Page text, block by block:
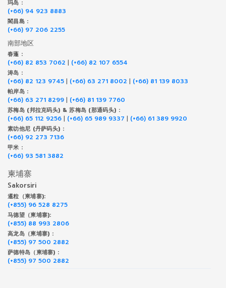
玛岛 :
(+66) 94 923 8883
閣昌島 :
(+66) 97 206 2255
南部地区
春蓬 :
(+66) 82 853 7062 | (+66) 82 107 6554
涛岛 :
(+66) 82 123 9745 | (+66) 63 271 8002 | (+66) 81 139 8033
帕岸岛 :
(+66) 63 271 8299 | (+66) 81 139 7760
苏梅岛 (邦拉克码头) & 苏梅岛 (那通码头) :
(+66) 65 112 9256 | (+66) 65 989 9337 | (+66) 61 389 9920
素叻他尼 (丹萨码头) :
(+66) 92 273 7136
甲米 :
(+66) 93 581 3882
柬埔寨
Sakorsiri
暹粒（柬埔寨):
(+855) 96 528 8275
马德望（柬埔寨):
(+855) 88 993 2806
高龙岛（柬埔寨) :
(+855) 97 500 2882
萨德特岛（柬埔寨) :
(+855) 97 500 2882